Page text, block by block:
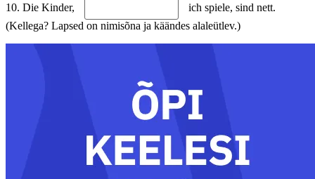
10. Die Kinder,
ich spiele, sind nett.
(Kellega? Lapsed on nimisõna ja käändes alaleütlev.)